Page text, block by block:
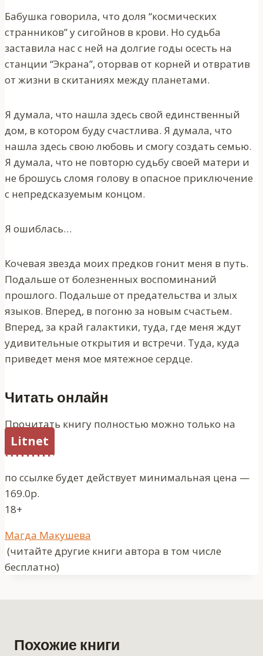
Бабушка говорила, что доля “космических
странников” у сигойнов в крови. Но судьба
заставила нас с ней на долгие годы осесть на
станции “Экрана”, оторвав от корней и отвратив
от жизни в скитаниях между планетами.
Я думала, что нашла здесь свой единственный
дом, в котором буду счастлива. Я думала, что
нашла здесь свою любовь и смогу создать семью.
Я думала, что не повторю судьбу своей матери и
не брошусь сломя голову в опасное приключение
с непредсказуемым концом.
Я ошиблась…
Кочевая звезда моих предков гонит меня в путь.
Подальше от болезненных воспоминаний
прошлого. Подальше от предательства и злых
языков. Вперед, в погоню за новым счастьем.
Вперед, за край галактики, туда, где меня ждут
удивительные открытия и встречи. Туда, куда
приведет меня мое мятежное сердце.
Читать онлайн
Прочитать книгу полностью можно только на
Litnet
по ссылке будет действует минимальная цена —
169.0р.
18+
Метки
записи:
Магда Макушева
(читайте другие книги автора в том числе
бесплатно)
Похожие книги